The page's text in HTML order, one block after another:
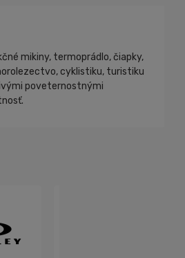
mikiny, termoprádlo, čiapky,
cyklistiku, turistiku
poveternostnými